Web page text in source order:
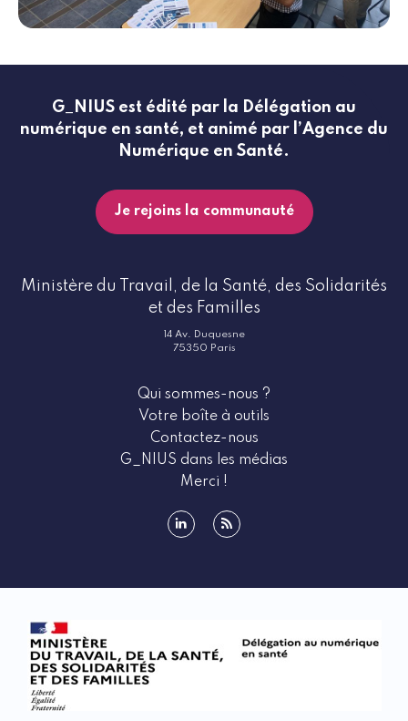
G_NIUS est édité par la Délégation au
numérique en santé, et animé par l’Agence du
Numérique en Santé.
Je rejoins la communauté
Ministère du Travail, de la Santé, des Solidarités
et des Familles
14 Av. Duquesne
75350 Paris
Qui sommes-nous ?
Votre boîte à outils
Contactez-nous
G_NIUS dans les médias
Merci !